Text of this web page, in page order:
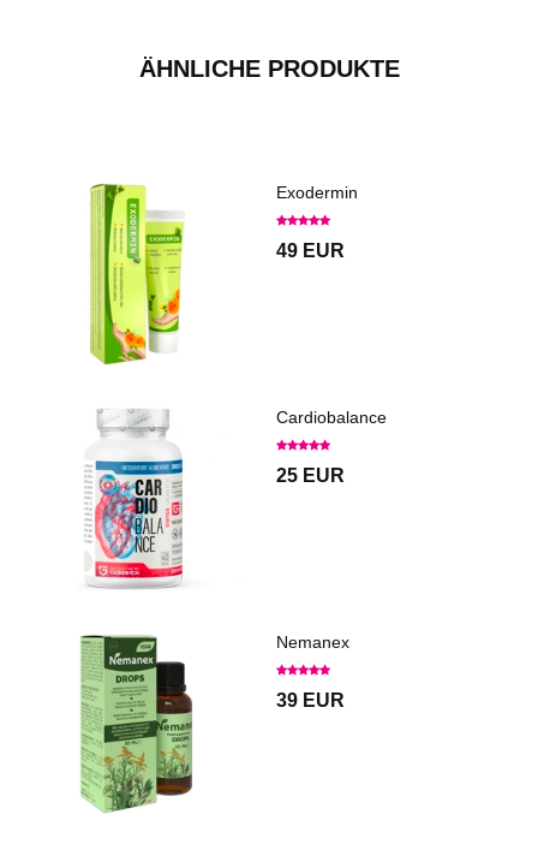
ÄHNLICHE PRODUKTE
Exodermin
49 EUR
Cardiobalance
25 EUR
Nemanex
39 EUR